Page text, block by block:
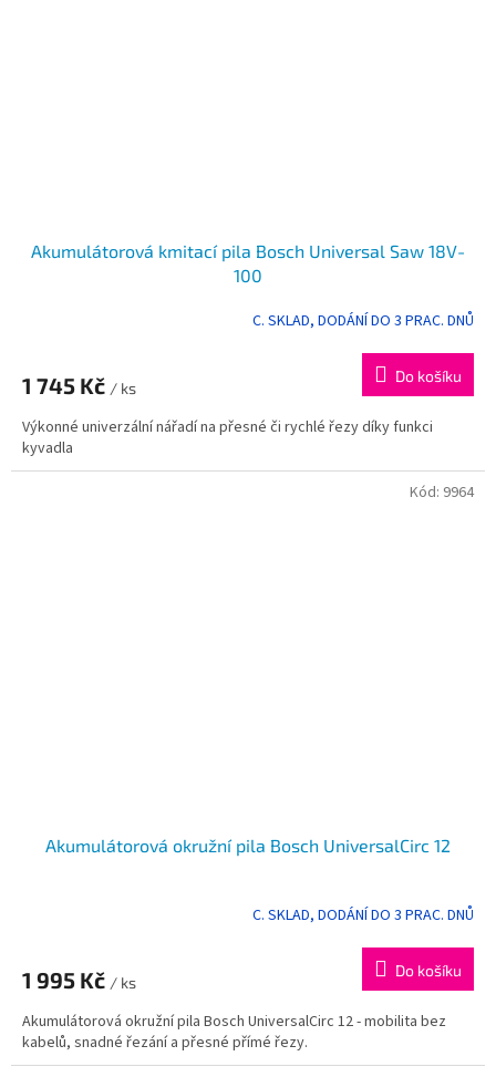
Akumulátorová kmitací pila Bosch Universal Saw 18V-
100
C. SKLAD, DODÁNÍ DO 3 PRAC. DNŮ
1 745 Kč / ks
Do košíku
Výkonné univerzální nářadí na přesné či rychlé řezy díky funkci
kyvadla
Akumulátorová okružní pila Bosch UniversalCirc 12
je
z
5
hvězdiček.
C. SKLAD, DODÁNÍ DO 3 PRAC. DNŮ
1 995 Kč / ks
Do košíku
Akumulátorová okružní pila Bosch UniversalCirc 12 - mobilita bez
kabelů, snadné řezání a přesné přímé řezy.
Kód: 9964